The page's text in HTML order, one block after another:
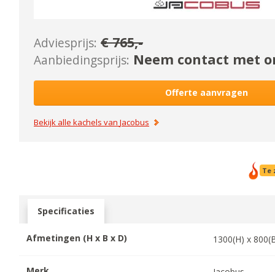
Adviesprijs: €765,-
Aanbiedingsprijs: Neem contact met
Offerte aanvragen
Bekijk alle kachels vanJacobus
Te
Specificaties
Afmetingen (H x B x D) 1300(H) x800